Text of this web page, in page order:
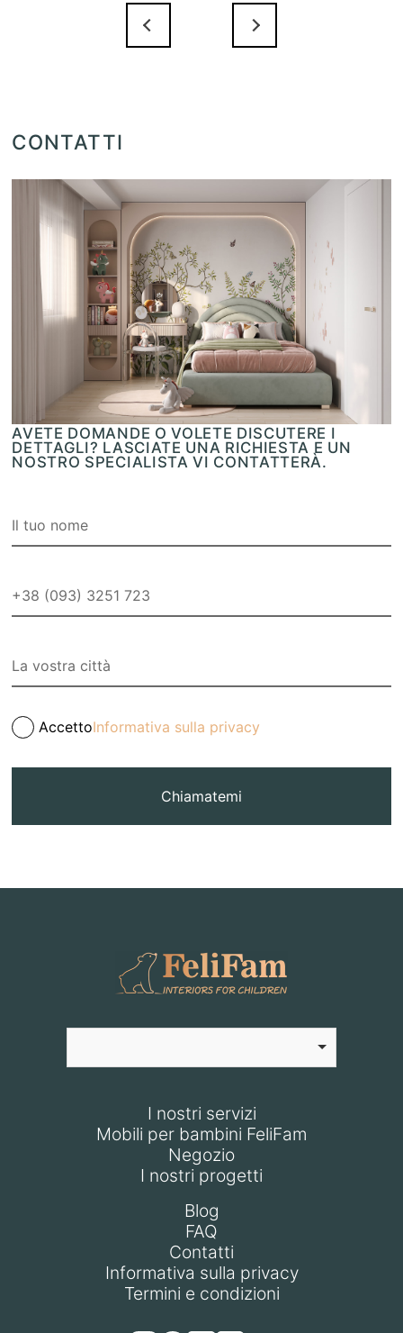
CONTATTI
AVETE DOMANDE O VOLETE DISCUTERE I
DETTAGLI? LASCIATE UNA RICHIESTA E UN
NOSTRO SPECIALISTA VI CONTATTERÀ.
AccettoInformativa sulla privacy
Chiamatemi
I nostri servizi
Mobili per bambini FeliFam
Negozio
I nostri progetti
Blog
FAQ
Contatti
Informativa sulla privacy
Termini e condizioni